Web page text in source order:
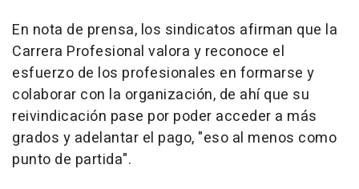
En nota de prensa, los sindicatos afirman que la
Carrera Profesional valora y reconoce el
esfuerzo de los profesionales en formarse y
colaborar con la organización, de ahí que su
reivindicación pase por poder acceder a más
grados y adelantar el pago, "eso al menos como
punto de partida".